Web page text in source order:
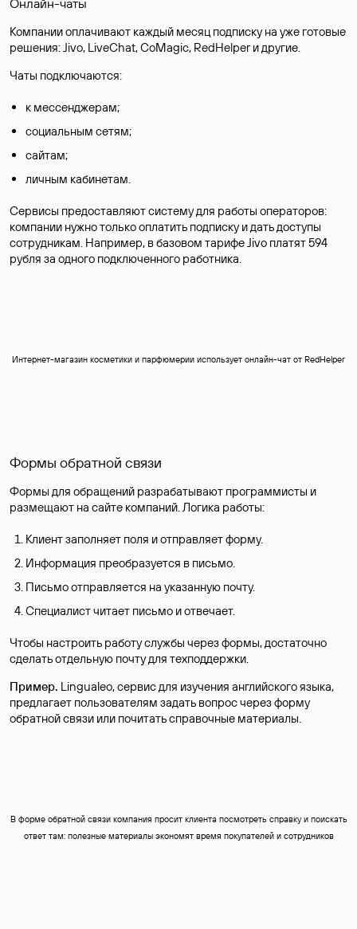
Онлайн-чаты
Компании оплачивают каждый месяц подписку на уже готовые
решения: Jivo, LiveChat, CoMagic, RedHelper и другие.
Чаты подключаются:
к мессенджерам;
социальным сетям;
сайтам;
личным кабинетам.
Сервисы предоставляют систему для работы операторов:
компании нужно только оплатить подписку и дать доступы
сотрудникам. Например, в базовом тарифе Jivo платят 594
рубля за одного подключенного работника.
Интернет-магазин косметики и парфюмерии использует онлайн-чат от RedHelper
Формы обратной связи
Формы для обращений разрабатывают программисты и
размещают на сайте компаний. Логика работы:
Клиент заполняет поля и отправляет форму.
Информация преобразуется в письмо.
Письмо отправляется на указанную почту.
Специалист читает письмо и отвечает.
Чтобы настроить работу службы через формы, достаточно
сделать отдельную почту для техподдержки.
Пример. Lingualeo, сервис для изучения английского языка,
предлагает пользователям задать вопрос через форму
обратной связи или почитать справочные материалы.
В форме обратной связи компания просит клиента посмотреть справку и поискать
ответ там: полезные материалы экономят время покупателей и сотрудников